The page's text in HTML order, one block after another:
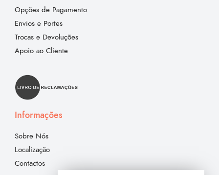
Opções de Pagamento
Envios e Portes
Trocas e Devoluções
Apoio ao Cliente
Informações
Sobre Nós
Localização
Contactos